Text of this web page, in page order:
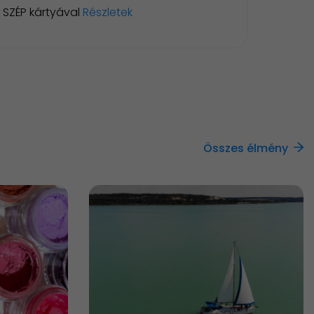
SZÉP kártyával Részletek
Összes élmény